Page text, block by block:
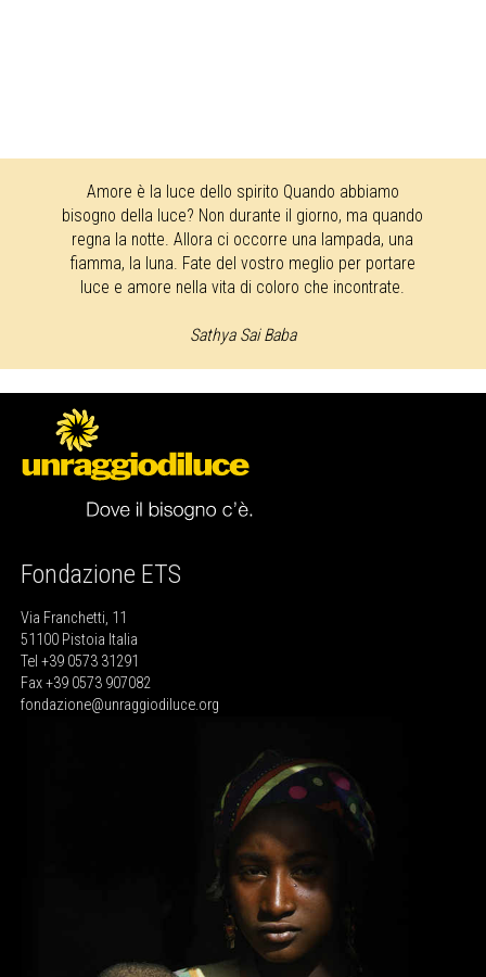
Amore è la luce dello spirito Quando abbiamo
bisogno della luce? Non durante il giorno, ma quando
regna la notte. Allora ci occorre una lampada, una
fiamma, la luna. Fate del vostro meglio per portare
luce e amore nella vita di coloro che incontrate.
Sathya Sai Baba
Fondazione ETS
Via Franchetti, 11
51100 Pistoia Italia
Tel +39 0573 31291
Fax +39 0573 907082
fondazione@unraggiodiluce.org